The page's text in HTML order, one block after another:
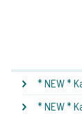
* NEW *
* NEW *